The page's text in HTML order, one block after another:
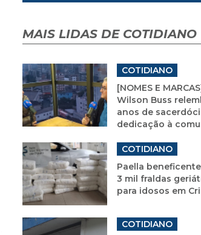
MAIS LIDAS DE COTIDIANO
COTIDIANO
[NOMES E
Wilson Buss
anos de
dedicação à
COTIDIANO
Paella
3 mil fraldas
para idosos em
COTIDIANO